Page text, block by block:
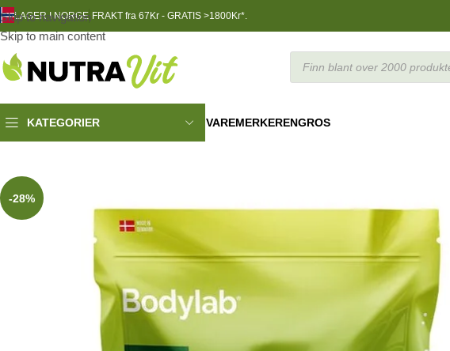
Skip to navigation
Skip to main content
LAGER I NORGEFRAKT fra 67Kr - GRATIS >1800Kr*.
KATEGORIER VAREMERKERENGROS
-28%